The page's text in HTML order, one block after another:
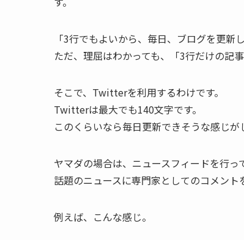
「3行でもよいから、毎日、ブログを更新
ただ、理屈はわかっても、「3行だけの記
そこで、Twitterを利用するわけです。
Twitterは最大でも140文字です。
このくらいなら毎日更新できそうな感じが
ヤマダの場合は、ニュースフィードを行っ
話題のニュースに専門家としてのコメント
例えば、こんな感じ。